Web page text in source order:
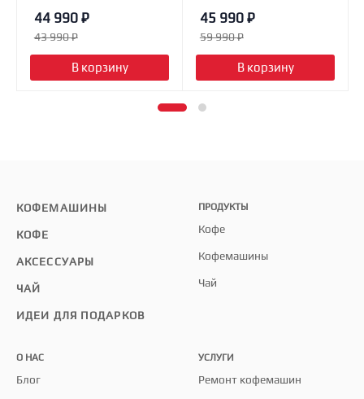
44 990 ₽
43 990₽
В корзину
45 990 ₽
59 990₽
В корзину
КОФЕМАШИНЫ
КОФЕ
АКСЕССУАРЫ
ЧАЙ
ИДЕИ ДЛЯ ПОДАРКОВ
ПРОДУКТЫ
Кофе
Кофемашины
Чай
О НАС
Блог
УСЛУГИ
Ремонт кофемашин